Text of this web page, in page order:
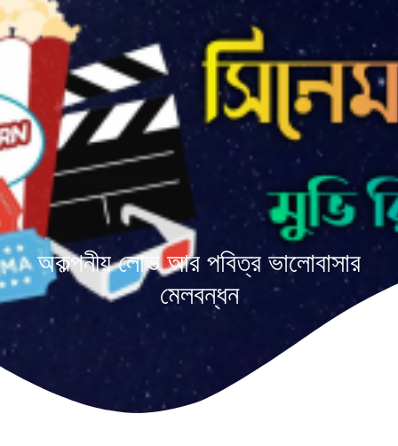
অকল্পনীয় লোভ আর পবিত্র ভালোবাসার
মেলবন্ধন